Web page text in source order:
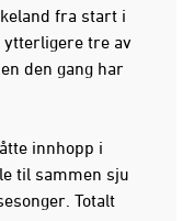
fra start i
ytterligere tre av
den gang har
innhopp i
til sammen sju
Totalt